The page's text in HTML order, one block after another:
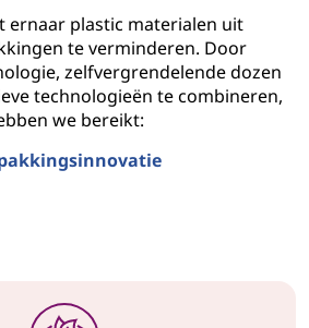
ernaar plastic materialen uit
te verminderen. Door
zelfvergrendelende dozen
technologieën te combineren,
we bereikt: